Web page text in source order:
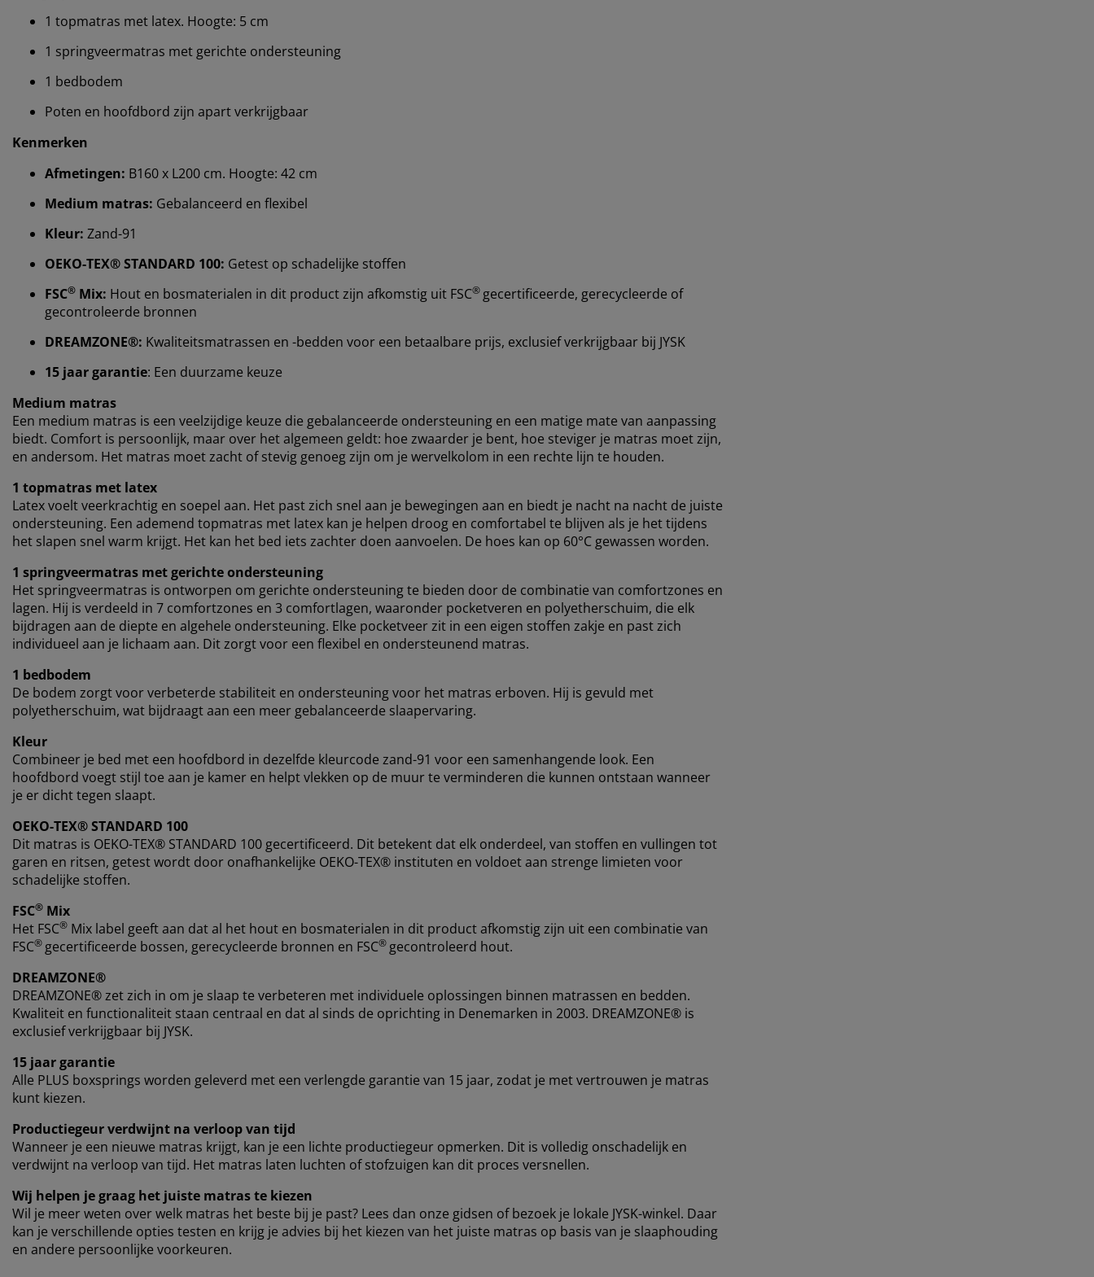
1 topmatras met latex. Hoogte: 5 cm
1 springveermatras met gerichte ondersteuning
1 bedbodem
Poten en hoofdbord zijn apart verkrijgbaar
Kenmerken
Afmetingen: B160 x L200 cm. Hoogte: 42 cm
Medium matras: Gebalanceerd en flexibel
Kleur: Zand-91
OEKO-TEX® STANDARD 100: Getest op schadelijke stoffen
FSC® Mix: Hout en bosmaterialen in dit product zijn afkomstig uit FSC® gecertificeerde, gerecycleerde of
gecontroleerde bronnen
DREAMZONE®: Kwaliteitsmatrassen en -bedden voor een betaalbare prijs, exclusief verkrijgbaar bij JYSK
15 jaar garantie: Een duurzame keuze
Medium matras
Een medium matras is een veelzijdige keuze die gebalanceerde ondersteuning en een matige mate van aanpassing
biedt. Comfort is persoonlijk, maar over het algemeen geldt: hoe zwaarder je bent, hoe steviger je matras moet zijn,
en andersom. Het matras moet zacht of stevig genoeg zijn om je wervelkolom in een rechte lijn te houden.
1 topmatras met latex
Latex voelt veerkrachtig en soepel aan. Het past zich snel aan je bewegingen aan en biedt je nacht na nacht de juiste
ondersteuning. Een ademend topmatras met latex kan je helpen droog en comfortabel te blijven als je het tijdens
het slapen snel warm krijgt. Het kan het bed iets zachter doen aanvoelen. De hoes kan op 60°C gewassen worden.
1 springveermatras met gerichte ondersteuning
Het springveermatras is ontworpen om gerichte ondersteuning te bieden door de combinatie van comfortzones en
lagen. Hij is verdeeld in 7 comfortzones en 3 comfortlagen, waaronder pocketveren en polyetherschuim, die elk
bijdragen aan de diepte en algehele ondersteuning. Elke pocketveer zit in een eigen stoffen zakje en past zich
individueel aan je lichaam aan. Dit zorgt voor een flexibel en ondersteunend matras.
1 bedbodem
De bodem zorgt voor verbeterde stabiliteit en ondersteuning voor het matras erboven. Hij is gevuld met
polyetherschuim, wat bijdraagt aan een meer gebalanceerde slaapervaring.
Kleur
Combineer je bed met een hoofdbord in dezelfde kleurcode zand-91 voor een samenhangende look. Een
hoofdbord voegt stijl toe aan je kamer en helpt vlekken op de muur te verminderen die kunnen ontstaan wanneer
je er dicht tegen slaapt.
OEKO-TEX® STANDARD 100
Dit matras is OEKO-TEX® STANDARD 100 gecertificeerd. Dit betekent dat elk onderdeel, van stoffen en vullingen tot
garen en ritsen, getest wordt door onafhankelijke OEKO-TEX® instituten en voldoet aan strenge limieten voor
schadelijke stoffen.
FSC® Mix
Het FSC® Mix label geeft aan dat al het hout en bosmaterialen in dit product afkomstig zijn uit een combinatie van
FSC® gecertificeerde bossen, gerecycleerde bronnen en FSC® gecontroleerd hout.
DREAMZONE®
DREAMZONE® zet zich in om je slaap te verbeteren met individuele oplossingen binnen matrassen en bedden.
Kwaliteit en functionaliteit staan centraal en dat al sinds de oprichting in Denemarken in 2003. DREAMZONE® is
exclusief verkrijgbaar bij JYSK.
15 jaar garantie
Alle PLUS boxsprings worden geleverd met een verlengde garantie van 15 jaar, zodat je met vertrouwen je matras
kunt kiezen.
Productiegeur verdwijnt na verloop van tijd
Wanneer je een nieuwe matras krijgt, kan je een lichte productiegeur opmerken. Dit is volledig onschadelijk en
verdwijnt na verloop van tijd. Het matras laten luchten of stofzuigen kan dit proces versnellen.
Wij helpen je graag het juiste matras te kiezen
Wil je meer weten over welk matras het beste bij je past? Lees dan onze gidsen of bezoek je lokale JYSK-winkel. Daar
kan je verschillende opties testen en krijg je advies bij het kiezen van het juiste matras op basis van je slaaphouding
en andere persoonlijke voorkeuren.